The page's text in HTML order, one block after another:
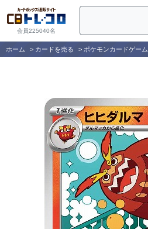
会員225040名
ホーム > カードを売る > ポケモンカードゲーム